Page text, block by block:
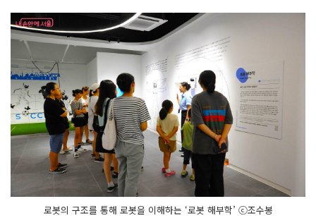
로봇의 구조를 통해 로봇을 이해하는 ‘로봇 해부학’ ⓒ조수봉